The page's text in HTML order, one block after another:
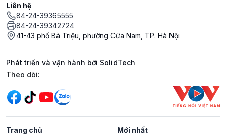
Liên hệ
84-24-39365555
84-24-39342724
41-43 phố Bà Triệu, phường Cửa Nam, TP. Hà Nội
Phát triển và vận hành bởi SolidTech
Mạng xã hội
Theo dõi:
Trang chủ Mới nhất